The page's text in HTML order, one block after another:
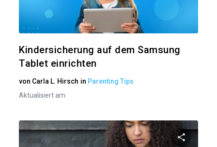
Kindersicherung auf dem Samsung
Tablet einrichten
von Carla L. Hirsch in Parenting Tips
Aktualisiert am